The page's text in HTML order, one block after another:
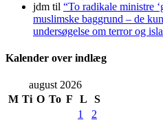
jdm til “To radikale ministre
muslimske baggrund – de
undersøgelse om terror og
Kalender over indlæg
august 2026
M Ti O To F L
S
1
2